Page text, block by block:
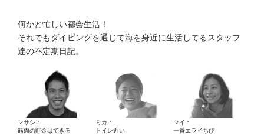
何かと忙しい都会生活！
それでもダイビングを通じて海を身近に生活してるスタッフ
達の不定期日記。
マサシ：
筋肉の貯金はできる
ミカ：
トイレ近い
マイ：
一番エライちび